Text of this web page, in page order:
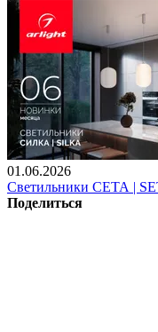
01.06.2026
Светильники СЕТА |
Поделиться